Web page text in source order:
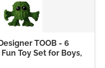
TOOB - 6
Toy Set for Boys,